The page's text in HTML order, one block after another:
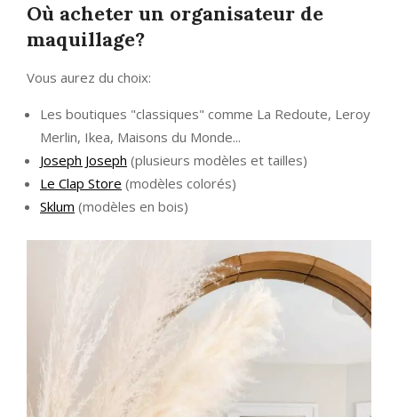
Où acheter un organisateur de
maquillage?
Vous aurez du choix:
Les boutiques "classiques" comme La Redoute, Leroy
Merlin, Ikea, Maisons du Monde...
Joseph Joseph (plusieurs modèles et tailles)
Le Clap Store (modèles colorés)
Sklum (modèles en bois)